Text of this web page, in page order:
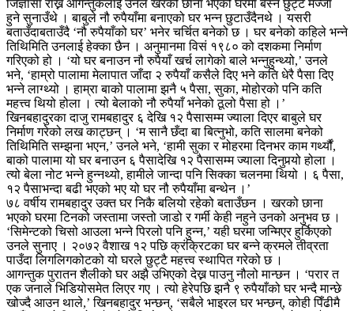
जिज्ञासा राख्ने आगन्तुकलाई उनले खरको छाना भएको घरमा बस्न छुट्टै मज्जा
हुने सुनाउँथे । बाबुले नौ रुपैयाँमा बनाएको घर भन्न छुटाउँदैनथे । यसरी
बताउँदाबताउँदै ‘नौ रुपैयाँको घर’ भनेर चर्चित बनेको छ । घर बनेको कहिले भन्ने
तिथिमिति उनलाई हेक्का छैन । अनुमानमा विसं १९८० को दशकमा निर्माण
गरिएको हो । ‘यो घर बनाउन नौ रुपैयाँ खर्च लागेको बाले भन्नुहुन्थ्यो,’ उनले
भने, ‘हाम्रो पालामा मेलापात जाँदा २ रुपैयाँ कसैले दिए भने कति धेरै पैसा दिए
भन्ने लाग्थ्यो । हाम्रा बाको पालामा झनै ५ पैसा, सुका, मोहोरको पनि कति
महत्त्व थियो होला । त्यो बेलाको नौ रुपैयाँ भनेको ठूलो पैसा हो ।’
खिनबहादुरका दाजु रामबहादुर ६ देखि १२ पैसासम्म ज्याला दिएर बाबुले घर
निर्माण गरेको लख काट्छन् । ‘म सानै छँदा बा बित्नुभो, कति सालमा बनेको
तिथिमिति सम्झना भएन,’ उनले भने, ‘हामी सुका र मोहरमा दिनभर काम गर्थ्यौं,
बाको पालामा यो घर बनाउन ६ पैसादेखि १२ पैसासम्म ज्याला दिनुपर्‍यो होला ।
त्यो बेला नोट भन्ने हुन्नथ्यो, हामीले जान्दा पनि सिक्का चलनमा थियो । ६ पैसा,
१२ पैसाभन्दा बढी भएको भए यो घर नौ रुपैयाँमा बन्थेन ।’
७८ वर्षीय रामबहादुर उक्त घर निकै बलियो रहेको बताउँछन । खरको छाना
भएको घरमा टिनको जस्तामा जस्तो जाडो र गर्मी केही नहुने उनको अनुभव छ ।
‘सिमेन्टको चिसो आउला भन्ने पिरलो पनि हुन्न,’ यही घरमा जन्मिएर हुर्किएको
उनले सुनाए । २०७२ वैशाख १२ पछि क्रंक्रिटका घर बन्ने क्रमले तीव्रता
पाउँदा लिगलिगकोटको यो घरले छुट्टै महत्त्व स्थापित गरेको छ ।
आगन्तुक पुरातन शैलीको घर अझै उभिएको देख्न पाउनु नौलो मान्छन । ‘परार त
एक जनाले भिडियोसमेत लिएर गए । त्यो हेरेपछि झनै ९ रुपैयाँको घर भन्दै मान्छे
खोज्दै आउन थाले,’ खिनबहादुर भन्छन्, ‘सबैले भाइरल घर भन्छन्, कोही पिँढीमै